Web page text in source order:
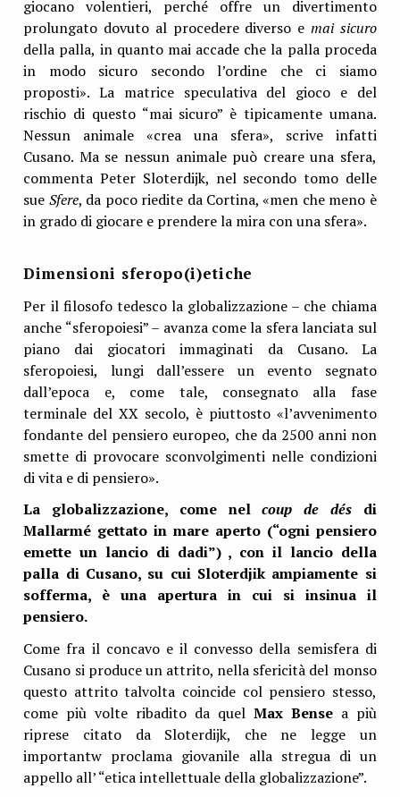
giocano volentieri, perché offre un divertimento
prolungato dovuto al procedere diverso e mai sicuro
della palla, in quanto mai accade che la palla proceda
in modo sicuro secondo l’ordine che ci siamo
proposti». La matrice speculativa del gioco e del
rischio di questo “mai sicuro” è tipicamente umana.
Nessun animale «crea una sfera», scrive infatti
Cusano. Ma se nessun animale può creare una sfera,
commenta Peter Sloterdijk, nel secondo tomo delle
sue Sfere, da poco riedite da Cortina, «men che meno è
in grado di giocare e prendere la mira con una sfera».
Dimensioni sferopo(i)etiche
Per il filosofo tedesco la globalizzazione – che chiama
anche “sferopoiesi” – avanza come la sfera lanciata sul
piano dai giocatori immaginati da Cusano. La
sferopoiesi, lungi dall’essere un evento segnato
dall’epoca e, come tale, consegnato alla fase
terminale del XX secolo, è piuttosto «l’avvenimento
fondante del pensiero europeo, che da 2500 anni non
smette di provocare sconvolgimenti nelle condizioni
di vita e di pensiero».
La globalizzazione, come nelcoup de désdi
Mallarmé gettato in mare aperto (“ogni pensiero
emette un lancio di dadi”) , con il lancio della
palla di Cusano, su cui Sloterdjik ampiamente si
sofferma, è una apertura in cui si insinua il
pensiero.
Come fra il concavo e il convesso della semisfera di
Cusano si produce un attrito, nella sfericità del monso
questo attrito talvolta coincide col pensiero stesso,
come più volte ribadito da quel Max Bensea più
riprese citato da Sloterdijk, che ne legge un
importantw proclama giovanile alla stregua di un
appello all’ “etica intellettuale della globalizzazione”.